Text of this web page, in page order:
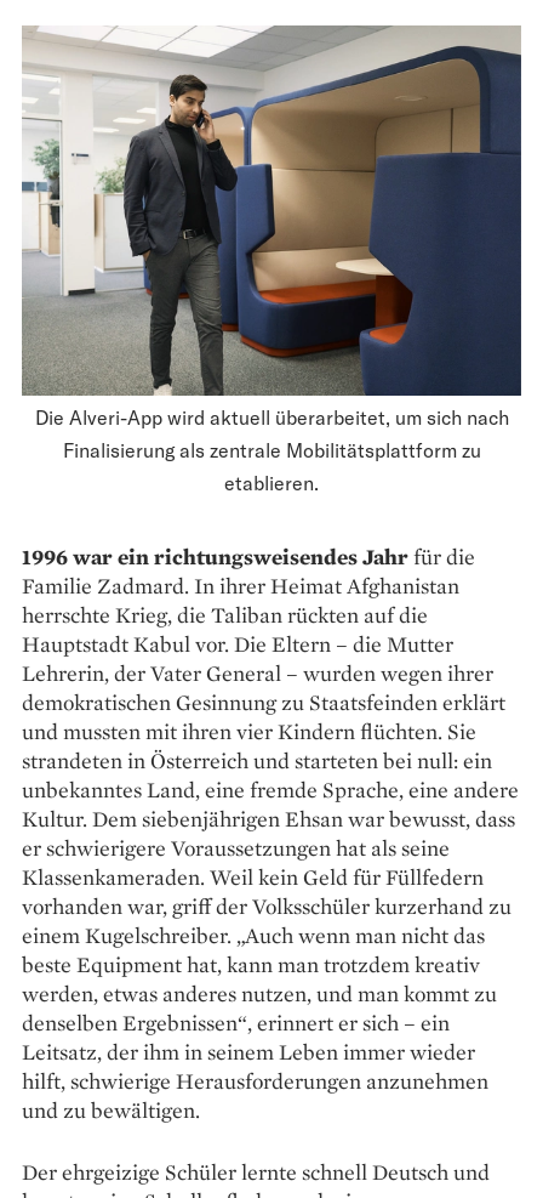
Die Alveri-App wird aktuell überarbeitet, um sich nach
Finalisierung als zentrale Mobilitätsplattform zu
etablieren.
1996 war ein richtungsweisendes Jahrfür die
Familie Zadmard. In ihrer Heimat Afghanistan
herrschte Krieg, die Taliban rückten auf die
Hauptstadt Kabul vor. Die ­Eltern – die Mutter
Lehrerin, der Vater General – wurden wegen ihrer
demokratischen Gesinnung zu Staatsfeinden erklärt
und mussten mit ihren vier Kindern flüchten. Sie
strandeten in Österreich und starteten bei null: ein
unbekanntes Land, eine fremde Sprache, eine andere
Kultur. Dem siebenjährigen Ehsan war bewusst, dass
er schwierigere Voraussetzungen hat als seine
Klassenkameraden. Weil kein Geld für Füllfedern
vorhanden war, griff der Volksschüler kurzerhand zu
einem Kugelschreiber. „Auch wenn man nicht das
beste Equipment hat, kann man trotzdem kreativ
werden, etwas anderes nutzen, und man kommt zu
denselben Ergebnissen“, er­innert er sich – ein
Leitsatz, der ihm in seinem Leben immer wieder
hilft, schwierige Herausforderungen anzunehmen
und zu bewältigen.
Der ehrgeizige Schüler lernte schnell Deutsch und